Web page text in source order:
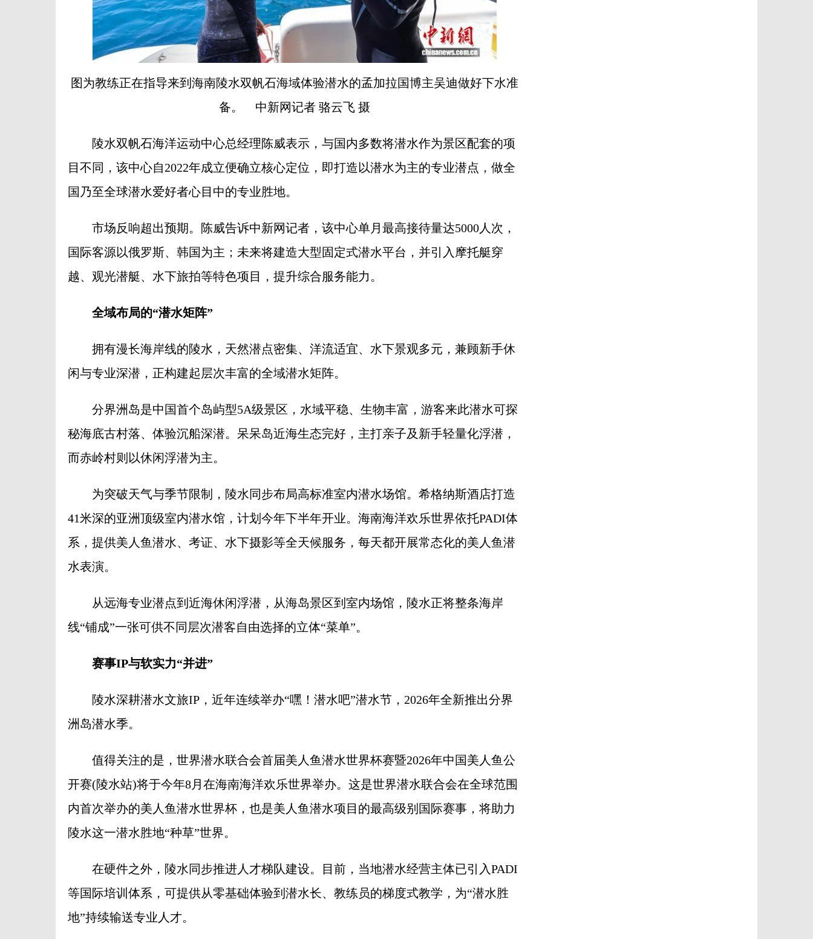
图为教练正在指导来到海南陵水双帆石海域体验潜水的孟加拉国博主吴迪做好下水准
备。 中新网记者 骆云飞 摄
陵水双帆石海洋运动中心总经理陈威表示，与国内多数将潜水作为景区配套的项
目不同，该中心自2022年成立便确立核心定位，即打造以潜水为主的专业潜点，做全
国乃至全球潜水爱好者心目中的专业胜地。
市场反响超出预期。陈威告诉中新网记者，该中心单月最高接待量达5000人次，
国际客源以俄罗斯、韩国为主；未来将建造大型固定式潜水平台，并引入摩托艇穿
越、观光潜艇、水下旅拍等特色项目，提升综合服务能力。
全域布局的“潜水矩阵”
拥有漫长海岸线的陵水，天然潜点密集、洋流适宜、水下景观多元，兼顾新手休
闲与专业深潜，正构建起层次丰富的全域潜水矩阵。
分界洲岛是中国首个岛屿型5A级景区，水域平稳、生物丰富，游客来此潜水可探
秘海底古村落、体验沉船深潜。呆呆岛近海生态完好，主打亲子及新手轻量化浮潜，
而赤岭村则以休闲浮潜为主。
为突破天气与季节限制，陵水同步布局高标准室内潜水场馆。希格纳斯酒店打造
41米深的亚洲顶级室内潜水馆，计划今年下半年开业。海南海洋欢乐世界依托PADI体
系，提供美人鱼潜水、考证、水下摄影等全天候服务，每天都开展常态化的美人鱼潜
水表演。
从远海专业潜点到近海休闲浮潜，从海岛景区到室内场馆，陵水正将整条海岸
线“铺成”一张可供不同层次潜客自由选择的立体“菜单”。
赛事IP与软实力“并进”
陵水深耕潜水文旅IP，近年连续举办“嘿！潜水吧”潜水节，2026年全新推出分界
洲岛潜水季。
值得关注的是，世界潜水联合会首届美人鱼潜水世界杯赛暨2026年中国美人鱼公
开赛(陵水站)将于今年8月在海南海洋欢乐世界举办。这是世界潜水联合会在全球范围
内首次举办的美人鱼潜水世界杯，也是美人鱼潜水项目的最高级别国际赛事，将助力
陵水这一潜水胜地“种草”世界。
在硬件之外，陵水同步推进人才梯队建设。目前，当地潜水经营主体已引入PADI
等国际培训体系，可提供从零基础体验到潜水长、教练员的梯度式教学，为“潜水胜
地”持续输送专业人才。